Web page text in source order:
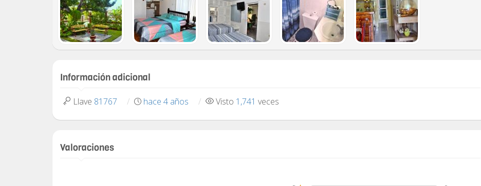
Información adicional
Llave 81767 hace 4 años Visto 1,741 veces
Valoraciones